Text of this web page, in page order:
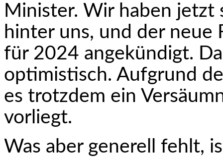
Minister. Wir haben jetzt
hinter uns, und der neue
für 2024 angekündigt.
optimistisch. Aufgrund
es trotzdem ein
vorliegt.
Was aber generell fehlt,